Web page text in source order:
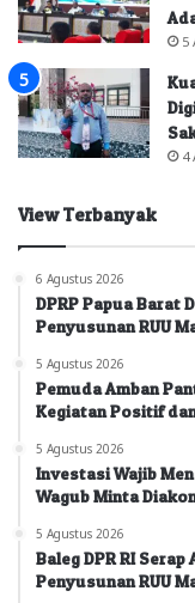
5
4
View Terbanyak
6 Agustus 2026
DPRP Papua Barat
Penyusunan RUU
5 Agustus 2026
Pemuda Amban
Kegiatan Positif
5 Agustus 2026
Investasi Wajib
Wagub Minta
5 Agustus 2026
Baleg DPR RI
Penyusunan RUU